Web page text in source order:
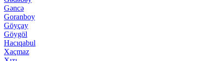
Gəncə
Goranboy
Göyçay
Göygöl
Hacıqabul
Xaçmaz